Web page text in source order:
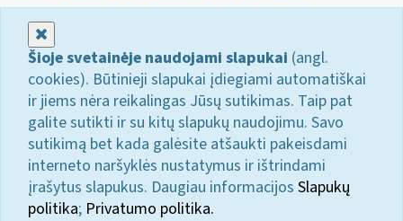
Šioje svetainėje naudojami slapukai (angl.
cookies). Būtinieji slapukai įdiegiami automatiškai
ir jiems nėra reikalingas Jūsų sutikimas. Taip pat
galite sutikti ir su kitų slapukų naudojimu. Savo
sutikimą bet kada galėsite atšaukti pakeisdami
interneto naršyklės nustatymus ir ištrindami
įrašytus slapukus. Daugiau informacijos Slapukų
politika; Privatumo politika.